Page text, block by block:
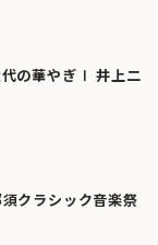
代の華やぎⅠ 井上二
クラシック音楽祭